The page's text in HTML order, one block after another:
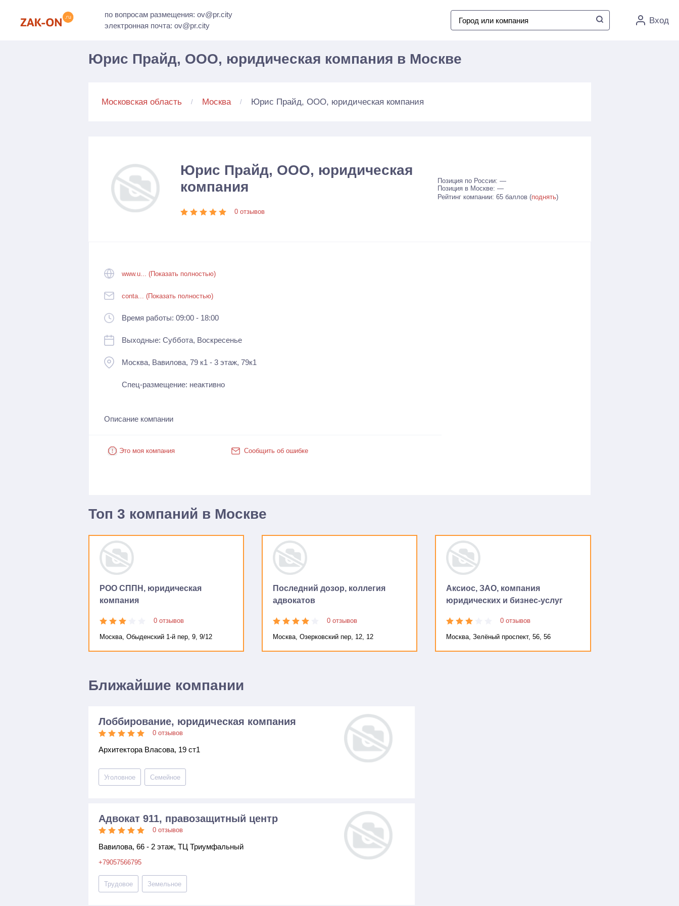
по вопросам размещения: ov@pr.city
электронная почта: ov@pr.city
Вход
Юрис Прайд, ООО, юридическая компания в Москве
Московская область Москва Юрис Прайд, ООО, юридическая компания
Юрис Прайд, ООО, юридическая
компания
0 отзывов
Позиция по России: —
Позиция в Москве: —
Рейтинг компании: 65 баллов (поднять)
www.u... (Показать полностью)
conta... (Показать полностью)
Время работы: 09:00 - 18:00
Выходные: Суббота, Воскресенье
Москва, Вавилова, 79 к1 - 3 этаж, 79к1
Спец-размещение: неактивно
Описание компании
Это моя компания Сообщить об ошибке
Топ 3 компаний в Москве
РОО СППН, юридическая
компания
0 отзывов
Москва, Обыденский 1-й пер, 9, 9/12
Последний дозор, коллегия
адвокатов
0 отзывов
Москва, Озерковский пер, 12, 12
Аксиос, ЗАО, компания
юридических и бизнес-услуг
0 отзывов
Москва, Зелёный проспект, 56, 56
Ближайшие компании
Лоббирование, юридическая компания
0 отзывов
Архитектора Власова, 19 ст1
Уголовное Семейное
Адвокат 911, правозащитный центр
0 отзывов
Вавилова, 66 - 2 этаж, ТЦ Триумфальный
+79057566795
Трудовое Земельное